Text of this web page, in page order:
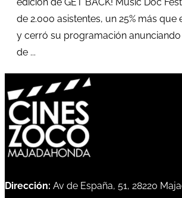
edición de GET BACK! Music Doc
de 2.000 asistentes, un 25% más que
y cerró su programación
de ...
Dirección: Av de España, 51, 28220